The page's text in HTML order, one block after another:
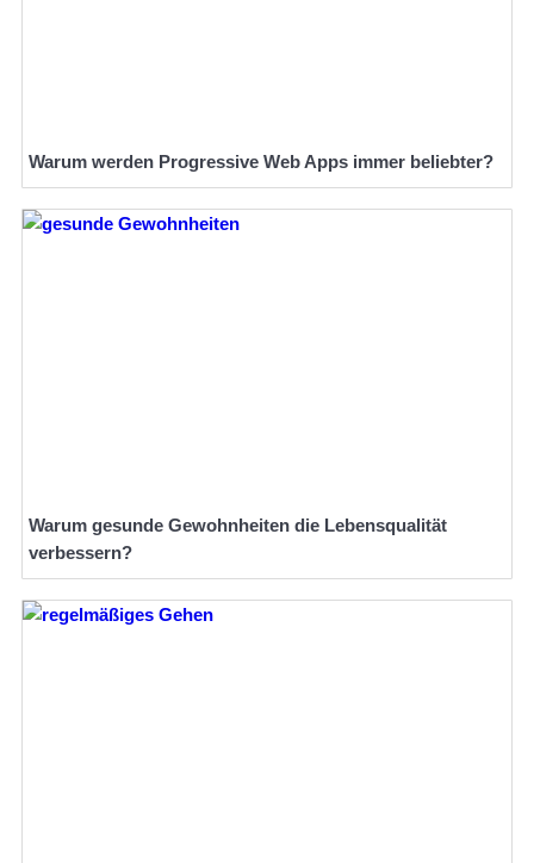
Warum werden Progressive Web Apps immer beliebter?
Warum gesunde Gewohnheiten die Lebensqualität
verbessern?